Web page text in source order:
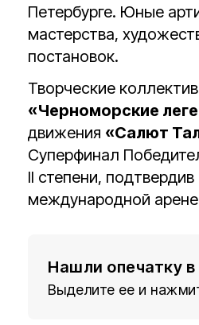
Петербурге. Юные
мастерства,
постановок.
Творческие
«Черноморские
движения «Салют
Суперфинал
II степени,
международной
Нашли опечатку в
Выделите ее и